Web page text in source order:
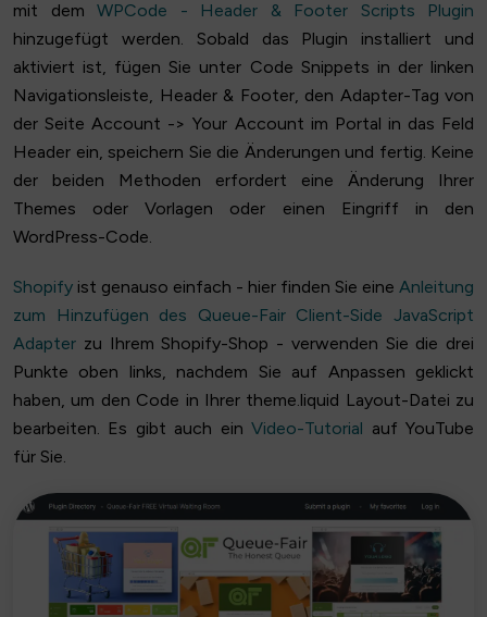
mit dem WPCode - Header & Footer Scripts Plugin
hinzugefügt werden. Sobald das Plugin installiert und
aktiviert ist, fügen Sie unter Code Snippets in der linken
Navigationsleiste, Header & Footer, den Adapter-Tag von
der Seite Account -> Your Account im Portal in das Feld
Header ein, speichern Sie die Änderungen und fertig. Keine
der beiden Methoden erfordert eine Änderung Ihrer
Themes oder Vorlagen oder einen Eingriff in den
WordPress-Code.
Shopify ist genauso einfach - hier finden Sie eine Anleitung
zum Hinzufügen des Queue-Fair Client-Side JavaScript
Adapter zu Ihrem Shopify-Shop - verwenden Sie die drei
Punkte oben links, nachdem Sie auf Anpassen geklickt
haben, um den Code in Ihrer theme.liquid Layout-Datei zu
bearbeiten. Es gibt auch einVideo-Tutorial auf YouTube
für Sie.